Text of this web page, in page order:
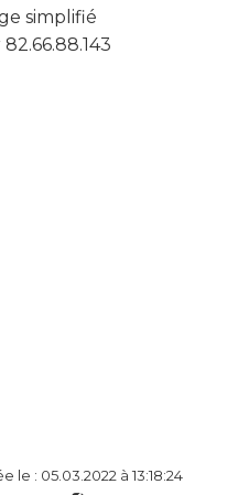
simplifié
le : 05.03.2022 à 13:18:24